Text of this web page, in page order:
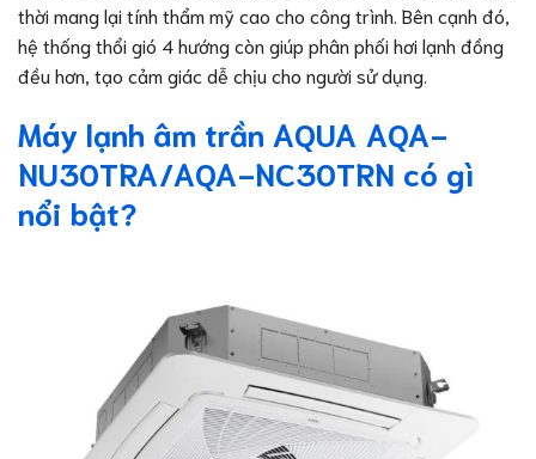
thời mang lại tính thẩm mỹ cao cho công trình. Bên cạnh đó,
hệ thống thổi gió 4 hướng còn giúp phân phối hơi lạnh đồng
đều hơn, tạo cảm giác dễ chịu cho người sử dụng.
Máy lạnh âm trần AQUA AQA-
NU30TRA/AQA-NC30TRN có gì
nổi bật?